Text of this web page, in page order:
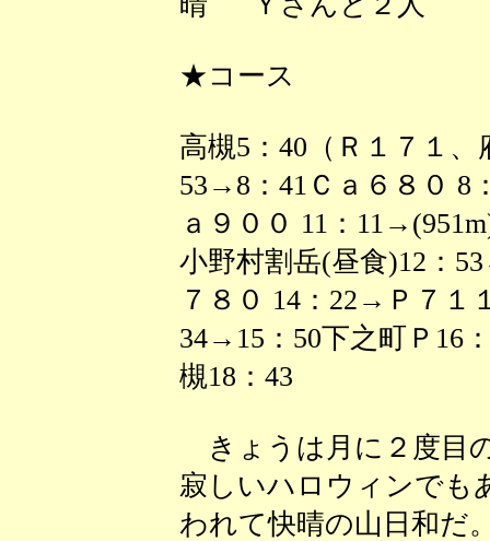
★コース
高槻5：40（Ｒ１７１
53→8：41Ｃａ６８０ 8
ａ９００ 11：
小野村割岳(昼食)12：
７８０ 14：22→Ｐ７１
34→15：50下之町Ｐ16
槻18：43
きょうは月に２度目
寂しいハロウィンでも
われて快晴の山日和だ